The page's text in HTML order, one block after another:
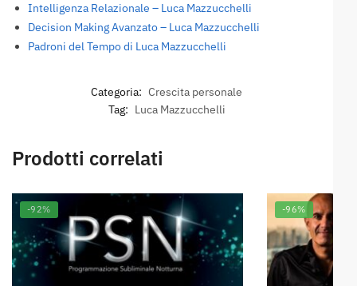
Intelligenza Relazionale – Luca Mazzucchelli
Decision Making Avanzato – Luca Mazzucchelli
Padroni del Tempo di Luca Mazzucchelli
Categoria: Crescita personale
Tag: Luca Mazzucchelli
Prodotti correlati
-92% -96%